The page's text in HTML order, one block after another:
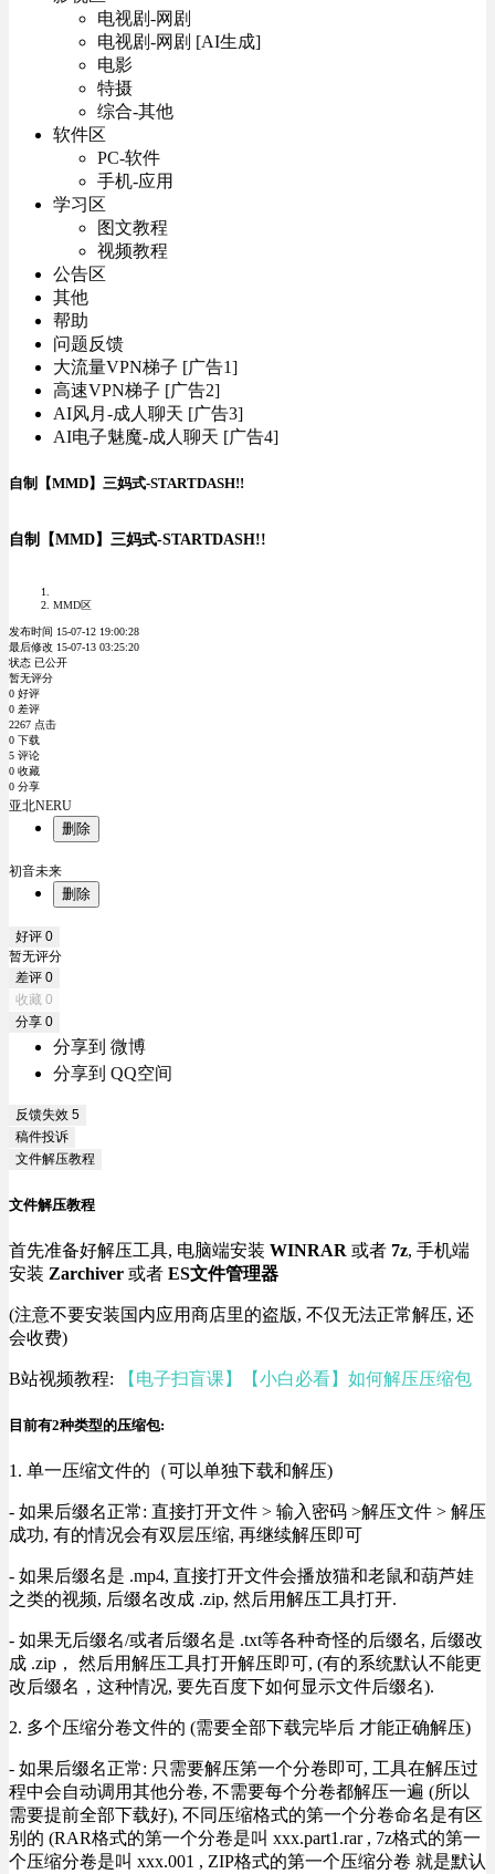
电视剧-网剧
电视剧-网剧 [AI生成]
电影
特摄
综合-其他
软件区
PC-软件
手机-应用
学习区
图文教程
视频教程
公告区
其他
帮助
问题反馈
大流量VPN梯子 [广告1]
高速VPN梯子 [广告2]
AI风月-成人聊天 [广告3]
AI电子魅魔-成人聊天 [广告4]
自制【MMD】三妈式-STARTDASH!!
自制【MMD】三妈式-STARTDASH!!
MMD区
发布时间 15-07-12 19:00:28
最后修改 15-07-13 03:25:20
状态 已公开
暂无评分
0 好评
0 差评
2267 点击
0 下载
5 评论
0 收藏
0 分享
亚北NERU
删除
初音未来
删除
好评 0
暂无评分
差评 0
收藏 0
分享 0
分享到 微博
分享到 QQ空间
反馈失效 5
稿件投诉
文件解压教程
文件解压教程
首先准备好解压工具, 电脑端安装 WINRAR 或者 7z, 手机端
安装 Zarchiver 或者 ES文件管理器
(注意不要安装国内应用商店里的盗版, 不仅无法正常解压, 还
会收费)
B站视频教程: 【电子扫盲课】【小白必看】如何解压压缩包
目前有2种类型的压缩包:
1. 单一压缩文件的（可以单独下载和解压)
- 如果后缀名正常: 直接打开文件 > 输入密码 >解压文件 > 解压
成功, 有的情况会有双层压缩, 再继续解压即可
- 如果后缀名是 .mp4, 直接打开文件会播放猫和老鼠和葫芦娃
之类的视频, 后缀名改成 .zip, 然后用解压工具打开.
- 如果无后缀名/或者后缀名是 .txt等各种奇怪的后缀名, 后缀改
成 .zip， 然后用解压工具打开解压即可, (有的系统默认不能更
改后缀名，这种情况, 要先百度下如何显示文件后缀名).
2. 多个压缩分卷文件的 (需要全部下载完毕后 才能正确解压)
- 如果后缀名正常: 只需要解压第一个分卷即可, 工具在解压过
程中会自动调用其他分卷, 不需要每个分卷都解压一遍 (所以
需要提前全部下载好), 不同压缩格式的第一个分卷命名是有区
别的 (RAR格式的第一个分卷是叫 xxx.part1.rar , 7z格式的第一
个压缩分卷是叫 xxx.001 , ZIP格式的第一个压缩分卷 就是默认